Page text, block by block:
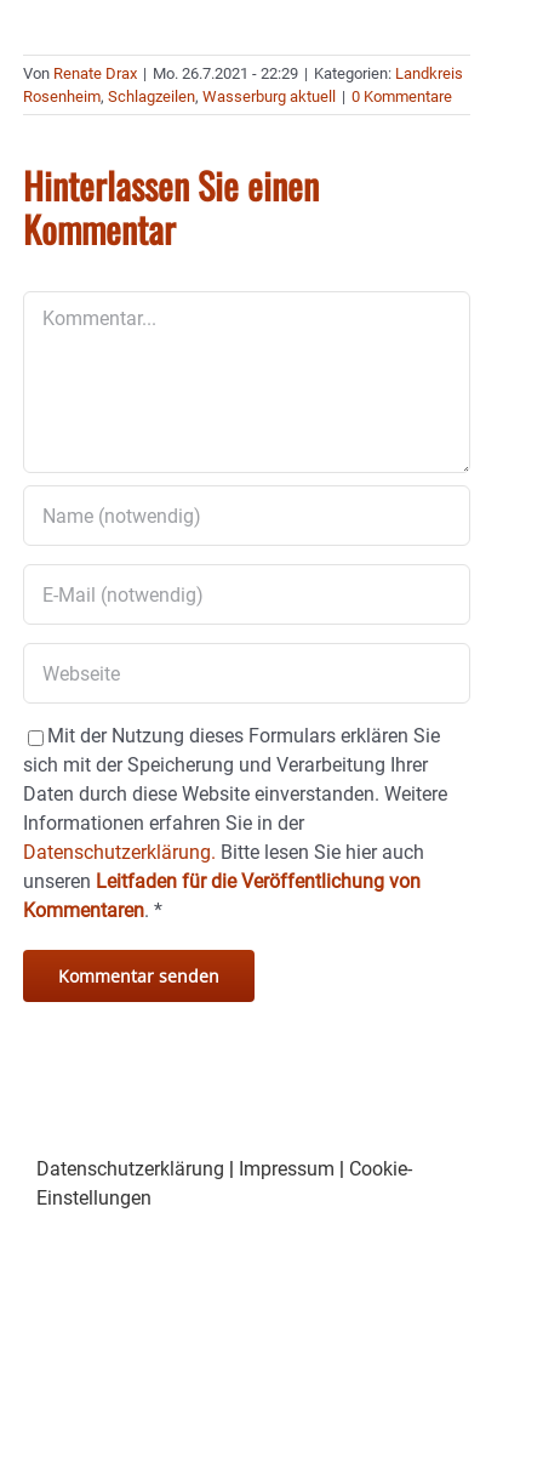
Von Renate Drax | Mo. 26.7.2021 - 22:29 | Kategorien: Landkreis
Rosenheim, Schlagzeilen, Wasserburg aktuell | 0 Kommentare
Hinterlassen Sie einen
Kommentar
Mit der Nutzung dieses Formulars erklären Sie
sich mit der Speicherung und Verarbeitung Ihrer
Daten durch diese Website einverstanden. Weitere
Informationen erfahren Sie in der
Datenschutzerklärung. Bitte lesen Sie hier auch
unseren Leitfaden für die Veröffentlichung von
Kommentaren. *
Datenschutzerklärung Impressum
Cookie-
Einstellungen